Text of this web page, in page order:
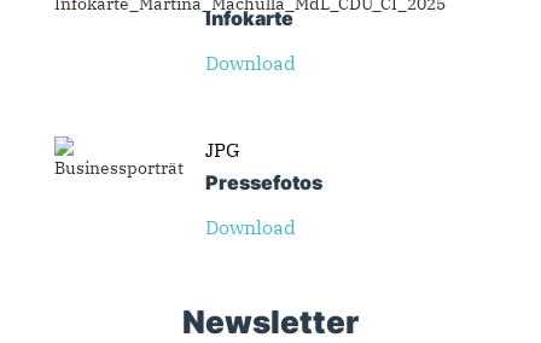
Infokarte
Download
JPG
Presse­fotos
Download
Newsletter